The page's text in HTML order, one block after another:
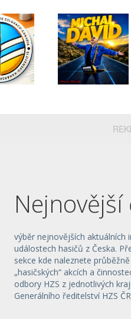
Nejnovější
výběr nejnovějších aktuálních
událostech hasičů z Česka.
sekce kde naleznete
„hasičských“ akcích a
odbory HZS z jednotlivých
Generálního ředitelství HZS ČR